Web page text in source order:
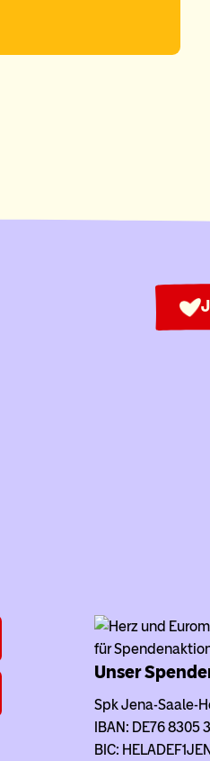
Unser
Spk Jena-Saale-
IBAN: DE76 8305
BIC: HELADEF1JEN